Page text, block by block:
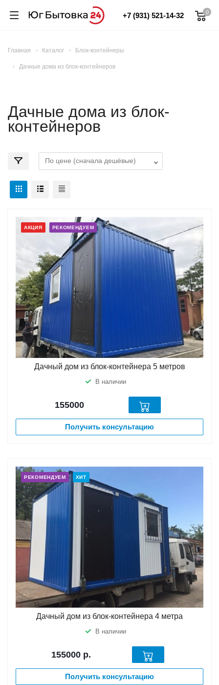
0
+7 (931) 521-14-32
Главная Каталог Блок-контейнеры
Дачные дома из блок-контейнеров
Дачные дома из блок-
контейнеров
АКЦИЯ РЕКОМЕНДУЕМ
Дачный дом из блок-контейнера 5 метров
В наличии
155000
Получить консультацию
РЕКОМЕНДУЕМ ХИТ
Дачный дом из блок-контейнера 4 метра
В наличии
155000 р.
Получить консультацию